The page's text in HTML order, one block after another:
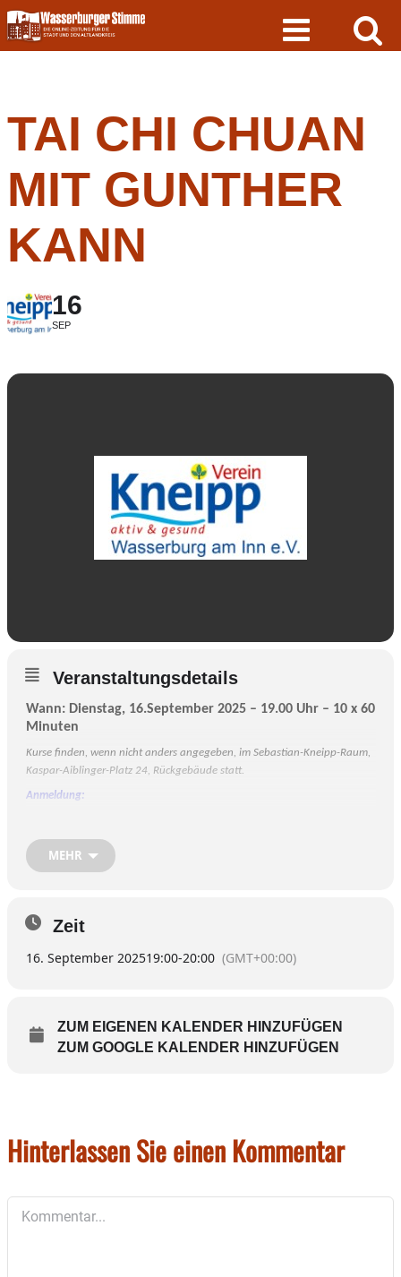
Skip
to
content
TAI CHI CHUAN
MIT GUNTHER
KANN
16
SEP
Veranstaltungsdetails
Wann: Dienstag, 16.September 2025 – 19.00 Uhr – 10 x 60
Minuten
Kurse finden, wenn nicht anders angegeben, im Sebastian-Kneipp-Raum,
Kaspar-Aiblinger-Platz 24, Rückgebäude statt.
Anmeldung:
MEHR
Zeit
16. September 202519:00-20:00 (GMT+00:00)
ZUM EIGENEN KALENDER HINZUFÜGEN
ZUM GOOGLE KALENDER HINZUFÜGEN
Hinterlassen Sie einen Kommentar